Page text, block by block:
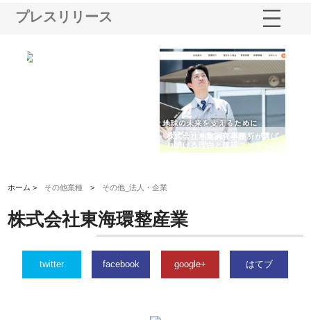
プレスリリース
株式会社地盤調査事務所が選ば
れ続ける理由と建設コンサルの
株式会社名神精工の最新ニュー
スリリース一覧と注目トピック
ホーム > その他業種 > その他_法人・企業
株式会社東海環整産業
twitter facebook google+ はてブ